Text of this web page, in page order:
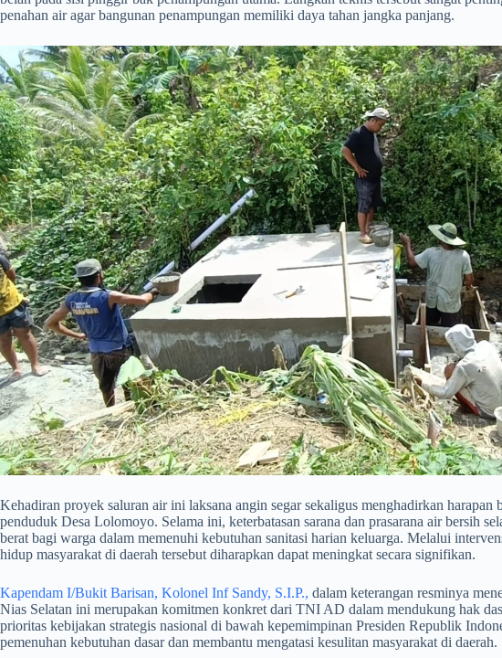
penahan air agar bangunan penampungan memiliki daya tahan jangka panjang.
​Kehadiran proyek saluran air ini laksana angin segar sekaligus menghadirkan harapan
penduduk Desa Lolomoyo. Selama ini, keterbatasan sarana dan prasarana air bersih
berat bagi warga dalam memenuhi kebutuhan sanitasi harian keluarga. Melalui
hidup masyarakat di daerah tersebut diharapkan dapat meningkat secara signifikan.
Kapendam I/Bukit Barisan, Kolonel Inf Sandy, S.I.P., dalam keterangan resminya
Nias Selatan ini merupakan komitmen konkret dari TNI AD dalam mendukung hak
prioritas kebijakan strategis nasional di bawah kepemimpinan Presiden Republik
pemenuhan kebutuhan dasar dan membantu mengatasi kesulitan masyarakat di daerah.